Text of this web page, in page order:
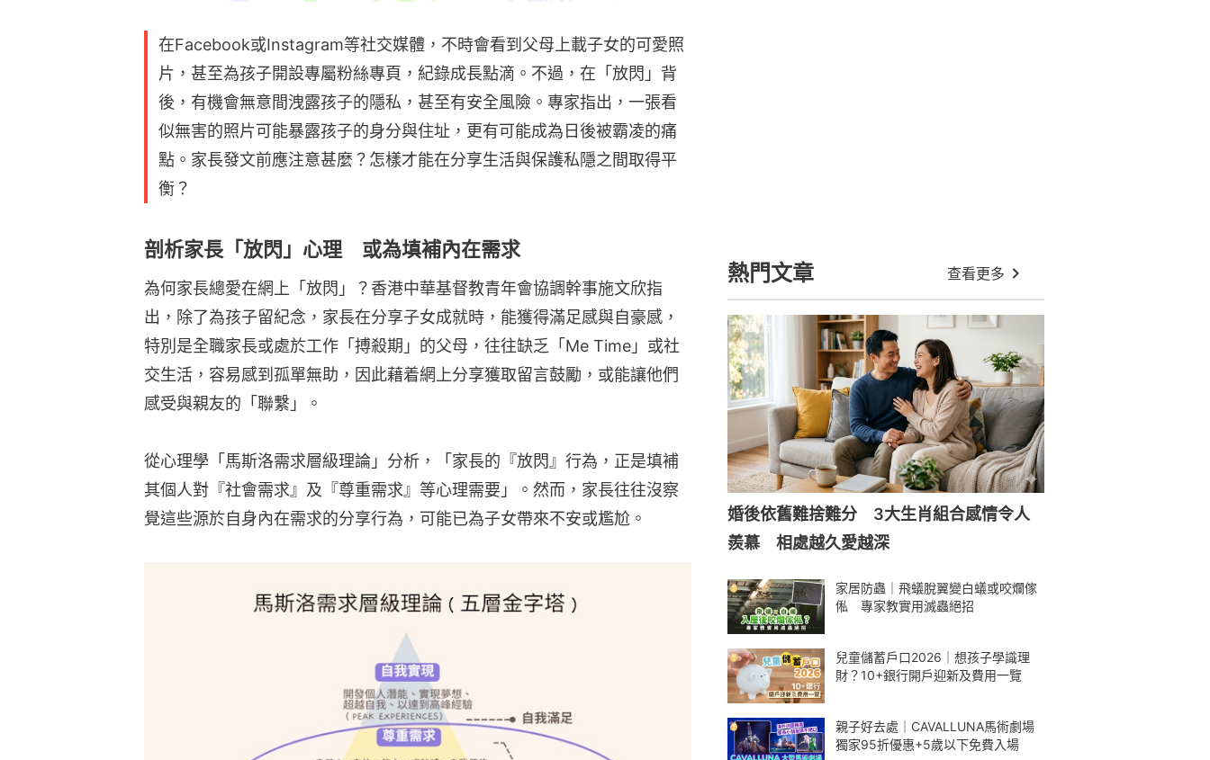
在Facebook或Instagram等社交媒體，不時會看到父母上載子女的可愛照
片，甚至為孩子開設專屬粉絲專頁，紀錄成長點滴。不過，在「放閃」背
後，有機會無意間洩露孩子的隱私，甚至有安全風險。專家指出，一張看
似無害的照片可能暴露孩子的身分與住址，更有可能成為日後被霸凌的痛
點。家長發文前應注意甚麼？怎樣才能在分享生活與保護私隱之間取得平
衡？
剖析家長「放閃」心理 或為填補內在需求
為何家長總愛在網上「放閃」？香港中華基督教青年會協調幹事施文欣指
出，除了為孩子留紀念，家長在分享子女成就時，能獲得滿足感與自豪感，
特別是全職家長或處於工作「搏殺期」的父母，往往缺乏「Me Time」或社
交生活，容易感到孤單無助，因此藉着網上分享獲取留言鼓勵，或能讓他們
感受與親友的「聯繫」。
從心理學「馬斯洛需求層級理論」分析，「家長的『放閃』行為，正是填補
其個人對『社會需求』及『尊重需求』等心理需要」。然而，家長往往沒察
覺這些源於自身內在需求的分享行為，可能已為子女帶來不安或尷尬。
熱門文章 查看更多
婚後依舊難捨難分 3大生肖組合感情令人
羨慕 相處越久愛越深
家居防蟲｜飛蟻脫翼變白蟻或咬爛傢
俬 專家教實用滅蟲絕招
兒童儲蓄戶口2026｜想孩子學識理
財？10+銀行開戶迎新及費用一覽
親子好去處｜CAVALLUNA馬術劇場
獨家95折優惠+5歲以下免費入場